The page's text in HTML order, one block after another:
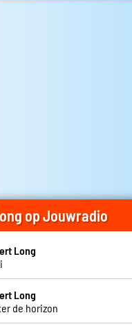
op Jouwradio
Long
Long
de horizon